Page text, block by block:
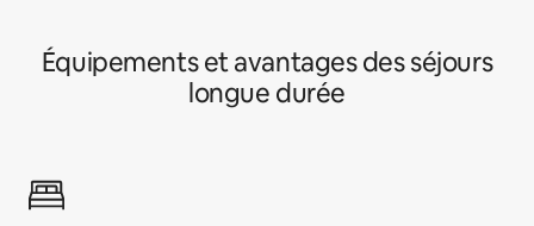
Équipements et avantages des séjours
longue durée